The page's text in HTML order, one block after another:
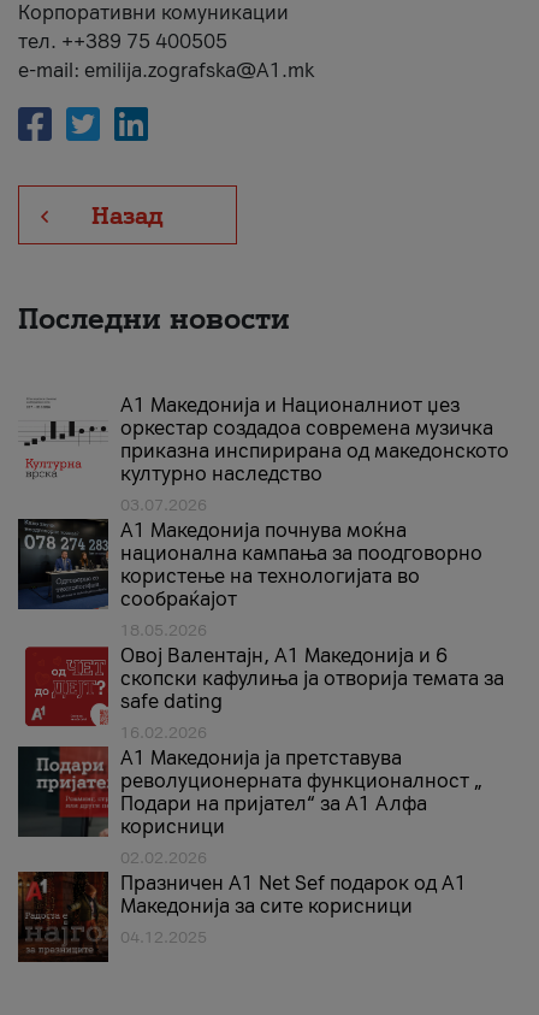
Корпоративни комуникации
тел. ++389 75 400505
e-mail: emilija.zografska@A1.mk
Назад
Последни новости
А1 Македонија и Националниот џез
оркестар создадоа современа музичка
приказна инспирирана од македонското
културно наследство
03.07.2026
A1 Македонија почнува моќна
национална кампања за поодговорно
користење на технологијата во
сообраќајот
18.05.2026
Овој Валентајн, A1 Македонија и 6
скопски кафулиња ја отворија темата за
safe dating
16.02.2026
А1 Македонија ја претставува
револуционерната функционалност „
Подари на пријател“ за А1 Алфа
корисници
02.02.2026
Празничен A1 Net Sеf подарок од А1
Македонија за сите корисници
04.12.2025